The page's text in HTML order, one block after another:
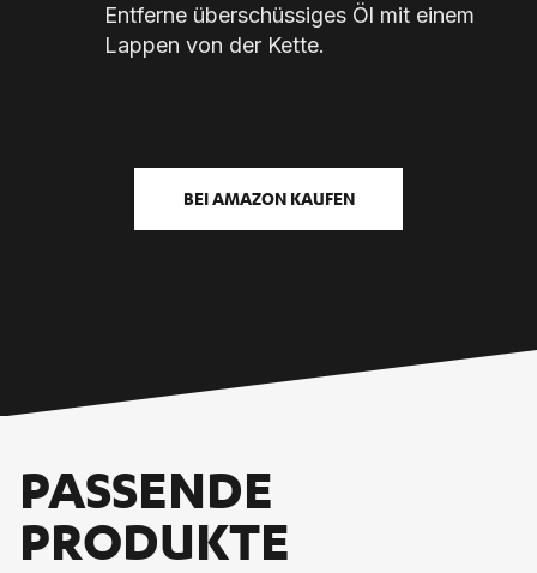
Entferne überschüssiges Öl mit einem
Lappen von der Kette.
BEI AMAZON KAUFEN
PASSENDE
PRODUKTE